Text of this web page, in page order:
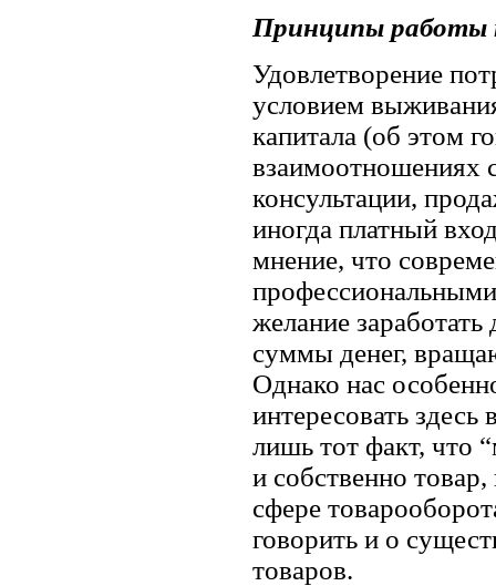
Принципы работы
Удовлетворение
условием
капитала (об этом
взаимоотношениях
консультации,
иногда платный
мнение, что
желание
суммы денег,
Однако нас
интересовать
лишь тот факт, что
и собственно
сфере
говорить и о
товаров.